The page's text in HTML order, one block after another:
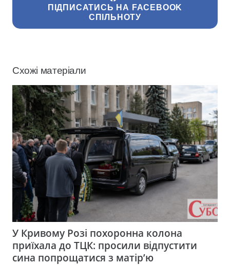
ПІДПИСАТИСЬ НА FACEBOOK
СПІЛЬНОТУ
Схожі матеріали
У Кривому Розі похоронна колона
приїхала до ТЦК: просили відпустити
сина попрощатися з матір’ю